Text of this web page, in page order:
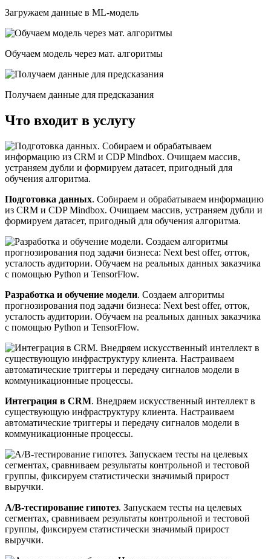
Загружаем данные в ML-модель
Обучаем модель через мат. алгоритмы
Получаем данные для предсказания
Что входит в услугу
Подготовка данных. Собираем и обрабатываем информацию
из CRM и CDP Mindbox. Очищаем массив, устраняем дубли и
формируем датасет, пригодный для обучения алгоритма.
Разработка и обучение модели. Создаем алгоритмы
прогнозирования под задачи бизнеса: Next best offer, отток,
усталость аудитории. Обучаем на реальных данных заказчика
с помощью Python и TensorFlow.
Интеграция в CRM. Внедряем искусственный интеллект в
существующую инфраструктуру клиента. Настраиваем
автоматические триггеры и передачу сигналов модели в
коммуникационные процессы.
A/B-тестирование гипотез. Запускаем тесты на целевых
сегментах, сравниваем результаты контрольной и тестовой
группы, фиксируем статистически значимый прирост
выручки.